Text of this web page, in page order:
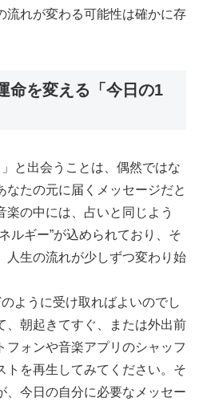
流れが変わる可能性は確かに存
命を変える「今日の1
と出会うことは、偶然ではな
なたの元に届くメッセージだと
の中には、占いと同じよう
ルギー”が込められており、そ
人生の流れが少しずつ変わり始
ように受け取ればよいのでし
、朝起きてすぐ、または外出前
フォンや音楽アプリのシャッフ
トを再生してみてください。そ
、今日の自分に必要なメッセー